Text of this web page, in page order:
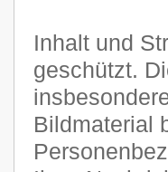
Inhalt und
geschützt.
Bildmaterial